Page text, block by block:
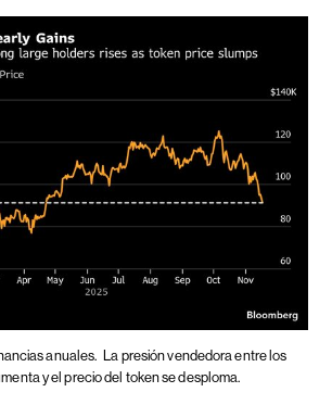
anuales.
La presión vendedora entre los
y el precio del token se desploma.